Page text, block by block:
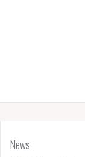
News